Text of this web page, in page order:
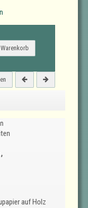
auf Holz